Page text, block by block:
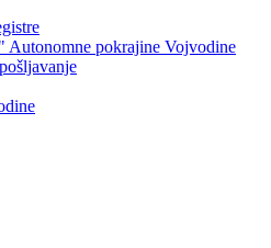
pokrajine Vojvodine